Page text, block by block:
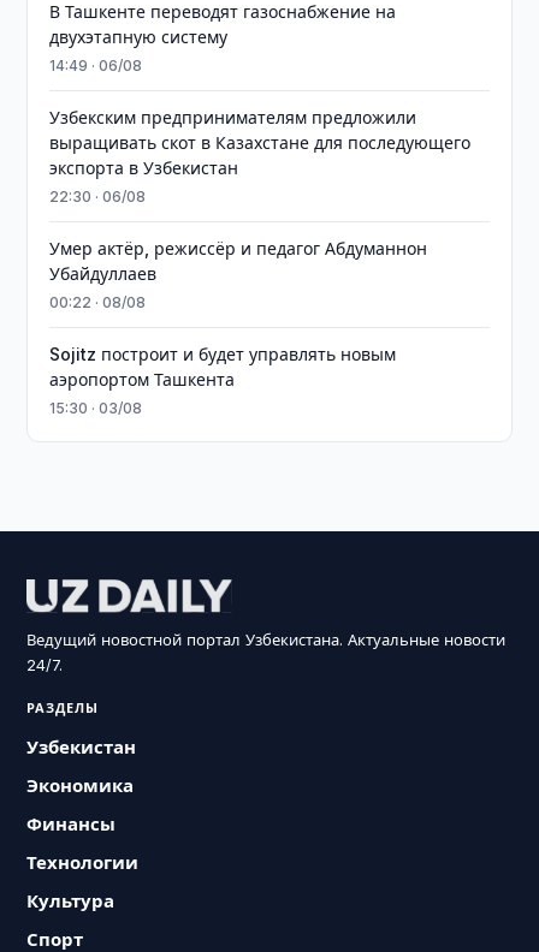
В Ташкенте переводят газоснабжение на
двухэтапную систему
14:49 · 06/08
Узбекским предпринимателям предложили
выращивать скот в Казахстане для последующего
экспорта в Узбекистан
22:30 · 06/08
Умер актёр, режиссёр и педагог Абдуманнон
Убайдуллаев
00:22 · 08/08
Sojitz построит и будет управлять новым
аэропортом Ташкента
15:30 · 03/08
Ведущий новостной портал Узбекистана. Актуальные новости
24/7.
РАЗДЕЛЫ
Узбекистан
Экономика
Финансы
Технологии
Культура
Спорт